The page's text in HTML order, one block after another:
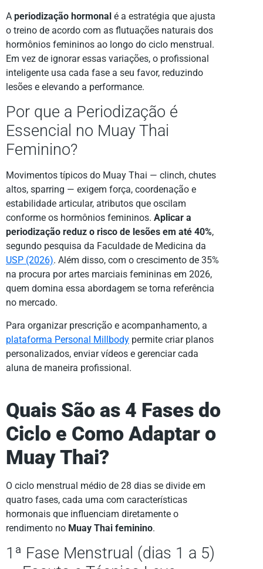
A periodização hormonal é a estratégia que ajusta
o treino de acordo com as flutuações naturais dos
hormônios femininos ao longo do ciclo menstrual.
Em vez de ignorar essas variações, o profissional
inteligente usa cada fase a seu favor, reduzindo
lesões e elevando a performance.
Por que a Periodização é
Essencial no Muay Thai
Feminino?
Movimentos típicos do Muay Thai — clinch, chutes
altos, sparring — exigem força, coordenação e
estabilidade articular, atributos que oscilam
conforme os hormônios femininos. Aplicar a
periodização reduz o risco de lesões em até 40%,
segundo pesquisa da Faculdade de Medicina da
USP (2026). Além disso, com o crescimento de 35%
na procura por artes marciais femininas em 2026,
quem domina essa abordagem se torna referência
no mercado.
Para organizar prescrição e acompanhamento, a
plataforma Personal Millbody permite criar planos
personalizados, enviar vídeos e gerenciar cada
aluna de maneira profissional.
Quais São as 4 Fases do
Ciclo e Como Adaptar o
Muay Thai?
O ciclo menstrual médio de 28 dias se divide em
quatro fases, cada uma com características
hormonais que influenciam diretamente o
rendimento no Muay Thai feminino.
1ª Fase Menstrual (dias 1 a 5)